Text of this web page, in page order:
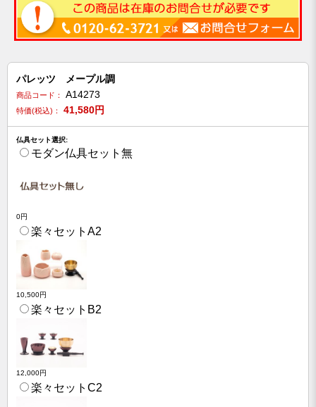
パレッツ メープル調
商品コード： A14273
特価(税込)： 41,580円
仏具セット選択:
モダン仏具セット無
0円
楽々セットA2
10,500円
楽々セットB2
12,000円
楽々セットC2